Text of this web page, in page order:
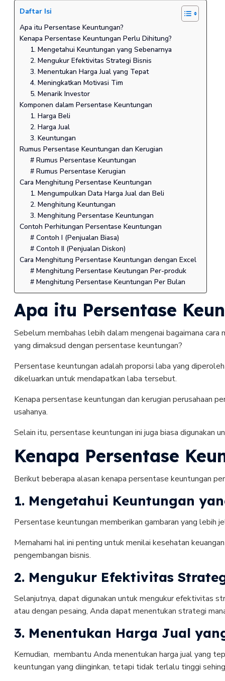
Daftar Isi
Apa itu Persentase Keuntungan?
Kenapa Persentase Keuntungan Perlu Dihitung?
1. Mengetahui Keuntungan yang Sebenarnya
2. Mengukur Efektivitas Strategi Bisnis
3. Menentukan Harga Jual yang Tepat
4. Meningkatkan Motivasi Tim
5. Menarik Investor
Komponen dalam Persentase Keuntungan
1. Harga Beli
2. Harga Jual
3. Keuntungan
Rumus Persentase Keuntungan dan Kerugian
# Rumus Persentase Keuntungan
# Rumus Persentase Kerugian
Cara Menghitung Persentase Keuntungan
1. Mengumpulkan Data Harga Jual dan Beli
2. Menghitung Keuntungan
3. Menghitung Persentase Keuntungan
Contoh Perhitungan Persentase Keuntungan
# Contoh I (Penjualan Biasa)
# Contoh II (Penjualan Diskon)
Cara Menghitung Persentase Keuntungan dengan Excel
# Menghitung Persentase Keutungan Per-produk
# Menghitung Persentase Keuntungan Per Bulan
Apa itu Persentase
Sebelum membahas lebih dalam mengenai bagaimana
yang dimaksud dengan persentase keuntungan?
Persentase keuntungan adalah proporsi laba yang
dikeluarkan untuk mendapatkan laba tersebut.
Kenapa persentase keuntungan dan kerugian perusahaan
usahanya.
Selain itu, persentase keuntungan ini juga biasa digunakan
Kenapa Persentase
Berikut beberapa alasan kenapa persentase keuntungan
1. Mengetahui Keuntungan
Persentase keuntungan memberikan gambaran yang lebih
Memahami hal ini penting untuk menilai kesehatan
pengembangan bisnis.
2. Mengukur Efektivitas
Selanjutnya, dapat digunakan untuk mengukur efektivitas
atau dengan pesaing, Anda dapat menentukan strategi
3. Menentukan Harga Jual
Kemudian, membantu Anda menentukan harga jual yang
keuntungan yang diinginkan, tetapi tidak terlalu tinggi